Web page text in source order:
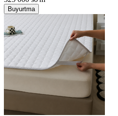
Buyurtma